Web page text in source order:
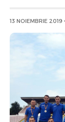
13 NOIEMBRIE 2019